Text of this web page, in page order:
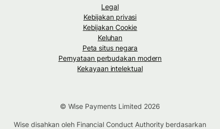
Legal
Kebijakan privasi
Kebijakan Cookie
Keluhan
Peta situs negara
Pernyataan perbudakan modern
Kekayaan intelektual
© Wise Payments Limited 2026
Wise disahkan oleh Financial Conduct Authority berdasarkan